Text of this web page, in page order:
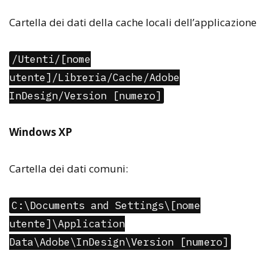
Cartella dei dati della cache locali dell’applicazione
/Utenti/[nome
utente]/Libreria/Cache/Adobe
InDesign/Version [numero]
Windows XP
Cartella dei dati comuni:
C:\Documents and Settings\[nome
utente]\Application
Data\Adobe\InDesign\Version [numero]